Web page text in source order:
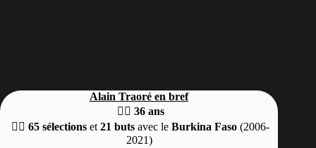
Alain Traoré en bref
👉🏿 36 ans
👉🏿65 sélectionset21 buts avec le Burkina Faso (2006-
2021)